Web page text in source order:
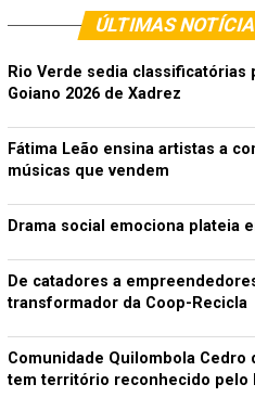
ÚLTIMAS
Rio Verde sedia classificatórias
Goiano 2026 de Xadrez
Fátima Leão ensina artistas a
músicas que vendem
Drama social emociona plateia
De catadores a
transformador da Coop-Recicla
Comunidade Quilombola Cedro
tem território reconhecido pelo